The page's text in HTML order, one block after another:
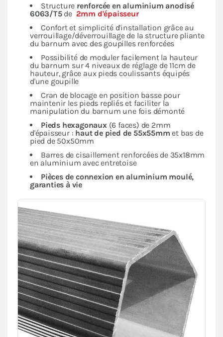
Structure renforcée en aluminium anodisé
6063/T5 de 2mm d'épaisseur
Confort et simplicité d'installation grâce au
verrouillage/déverrouillage de la structure pliante
du barnum avec des goupilles renforcées
Possibilité de moduler facilement la hauteur
du barnum sur 4 niveaux de réglage de 11cm de
hauteur, grâce aux pieds coulissants équipés
d'une goupille
Cran de blocage en position basse pour
maintenir les pieds repliés et faciliter la
manipulation du barnum une fois démonté
Pieds hexagonaux (6 faces) de 2mm
d'épaisseur : haut de pied de 55x55mm et bas de
pied de 50x50mm
Barres de cisaillement renforcées de 35x18mm
en aluminium avec entretoise
Pièces de connexion en aluminium moulé,
garanties à vie